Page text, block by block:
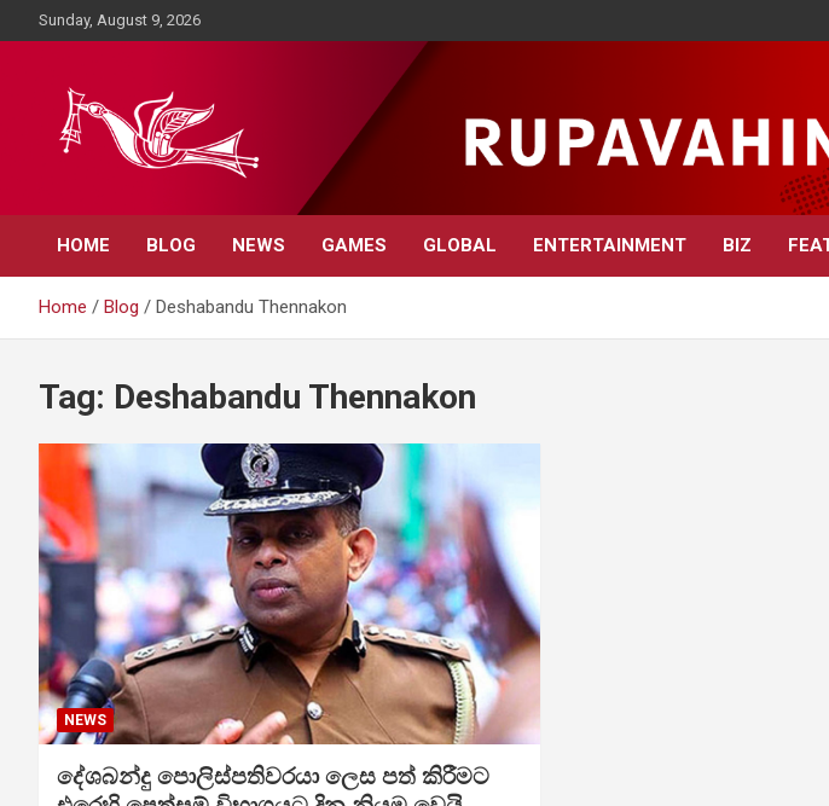
to
Sunday, August 9, 2026
Rupavahini News
HOME BLOG NEWS GAMES GLOBAL ENTERTAINMENT BIZ
Home Blog Deshabandu Thennakon
Tag: Deshabandu Thennakon
NEWS
දේශබන්දු පොලිස්පතිවරයා ලෙස පත් කිරීමට